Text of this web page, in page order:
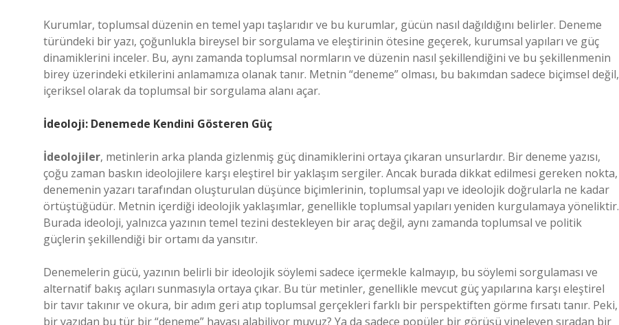
Kurumlar, toplumsal düzenin en temel yapı taşlarıdır ve bu kurumlar, gücün nasıl dağıldığını belirler. Deneme
türündeki bir yazı, çoğunlukla bireysel bir sorgulama ve eleştirinin ötesine geçerek, kurumsal yapıları ve güç
dinamiklerini inceler. Bu, aynı zamanda toplumsal normların ve düzenin nasıl şekillendiğini ve bu şekillenmenin
birey üzerindeki etkilerini anlamamıza olanak tanır. Metnin “deneme” olması, bu bakımdan sadece biçimsel değil,
içeriksel olarak da toplumsal bir sorgulama alanı açar.
İdeoloji: Denemede Kendini Gösteren Güç
İdeolojiler, metinlerin arka planda gizlenmiş güç dinamiklerini ortaya çıkaran unsurlardır. Bir deneme yazısı,
çoğu zaman baskın ideolojilere karşı eleştirel bir yaklaşım sergiler. Ancak burada dikkat edilmesi gereken nokta,
denemenin yazarı tarafından oluşturulan düşünce biçimlerinin, toplumsal yapı ve ideolojik doğrularla ne kadar
örtüştüğüdür. Metnin içerdiği ideolojik yaklaşımlar, genellikle toplumsal yapıları yeniden kurgulamaya yöneliktir.
Burada ideoloji, yalnızca yazının temel tezini destekleyen bir araç değil, aynı zamanda toplumsal ve politik
güçlerin şekillendiği bir ortamı da yansıtır.
Denemelerin gücü, yazının belirli bir ideolojik söylemi sadece içermekle kalmayıp, bu söylemi sorgulaması ve
alternatif bakış açıları sunmasıyla ortaya çıkar. Bu tür metinler, genellikle mevcut güç yapılarına karşı eleştirel
bir tavır takınır ve okura, bir adım geri atıp toplumsal gerçekleri farklı bir perspektiften görme fırsatı tanır. Peki,
bir yazıdan bu tür bir “deneme” havası alabiliyor muyuz? Ya da sadece popüler bir görüşü yineleyen sıradan bir